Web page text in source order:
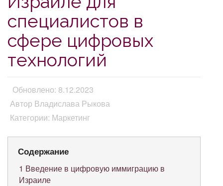
специалистов в
сфере цифровых
технологий
Обновлено: 8.12.2023
Автор Владислава Рыкова
Категории: Маркетинг
Содержание
1 Введение в цифровую иммиграцию в
Израиле